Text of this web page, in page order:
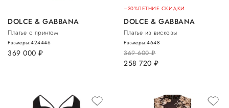
DOLCE & GABBANA
Платье с принтом
369 000 руб.
Размеры:424446
–30%ЛЕТНИЕ СКИДКИ
DOLCE & GABBANA
Платье из вискозы
369 600руб.
258 720 руб.
Размеры:4648